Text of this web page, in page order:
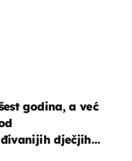
godina, a već
dječjih